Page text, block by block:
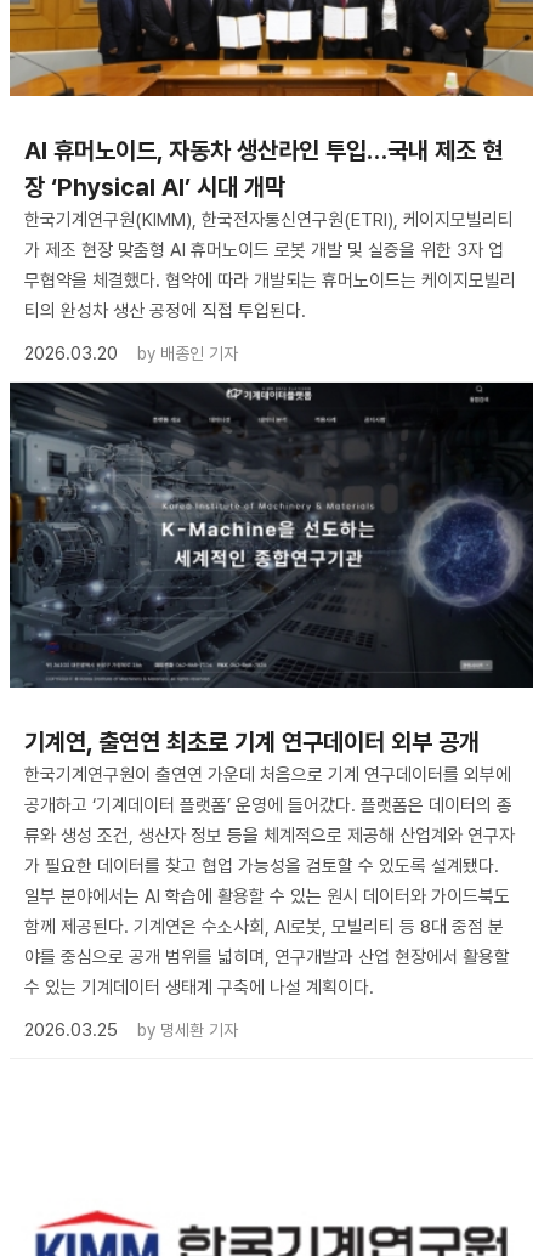
AI 휴머노이드, 자동차 생산라인 투입…국내 제조 현
장 ‘Physical AI’ 시대 개막
한국기계연구원(KIMM), 한국전자통신연구원(ETRI), 케이지모빌리티
가 제조 현장 맞춤형 AI 휴머노이드 로봇 개발 및 실증을 위한 3자 업
무협약을 체결했다. 협약에 따라 개발되는 휴머노이드는 케이지모빌리
티의 완성차 생산 공정에 직접 투입된다.
2026.03.20
by 배종인 기자
기계연, 출연연 최초로 기계 연구데이터 외부 공개
한국기계연구원이 출연연 가운데 처음으로 기계 연구데이터를 외부에
공개하고 ‘기계데이터 플랫폼’ 운영에 들어갔다. 플랫폼은 데이터의 종
류와 생성 조건, 생산자 정보 등을 체계적으로 제공해 산업계와 연구자
가 필요한 데이터를 찾고 협업 가능성을 검토할 수 있도록 설계됐다.
일부 분야에서는 AI 학습에 활용할 수 있는 원시 데이터와 가이드북도
함께 제공된다. 기계연은 수소사회, AI로봇, 모빌리티 등 8대 중점 분
야를 중심으로 공개 범위를 넓히며, 연구개발과 산업 현장에서 활용할
수 있는 기계데이터 생태계 구축에 나설 계획이다.
2026.03.25
by 명세환 기자